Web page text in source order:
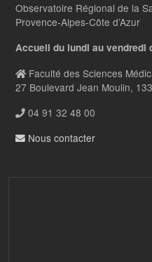
Observatoire Régional de la
Provence-Alpes-Côte d’Azur
Accueil du lundi au vendredi
Faculté des Sciences
27 Boulevard Jean Moulin,
04 91 32 48 00
Nous contacter